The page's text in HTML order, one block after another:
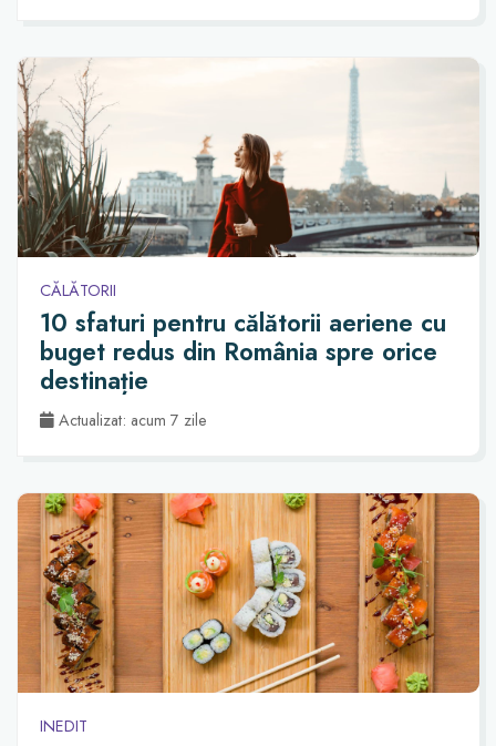
CĂLĂTORII
10 sfaturi pentru călătorii aeriene cu
buget redus din România spre orice
destinație
Actualizat: acum 7 zile
INEDIT